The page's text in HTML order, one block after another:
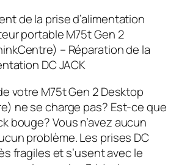
de la prise d’alimentation
portable M75t Gen 2
– Réparation de la
DC JACK
votre M75t Gen 2 Desktop
ne se charge pas? Est-ce que
bouge? Vous n’avez aucun
problème. Les prises DC
fragiles et s’usent avec le